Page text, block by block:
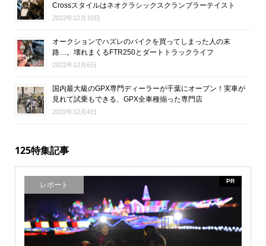
Crossスタイルはネオクラシックスクランブラーテイスト
2022年12月10日
オークションでハズレのバイクを買ってしまった人の末
路…。壊れまくるFTR250とダートトラックライフ
2022年12月6日
国内最大級のGPX専門ディーラーが千葉にオープン！実車が
見れて試乗もできる、GPX全車種揃った専門店
2022年12月4日
125特集記事
レポート PR